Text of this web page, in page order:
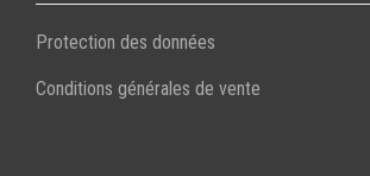
Protection des données
Conditions générales de vente